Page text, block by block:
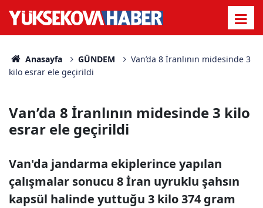
Anasayfa GÜNDEM
Van’da 8 İranlının midesinde 3
kilo esrar ele geçirildi
Van’da 8 İranlının midesinde 3 kilo
esrar ele geçirildi
Van'da jandarma ekiplerince yapılan
çalışmalar sonucu 8 İran uyruklu şahsın
kapsül halinde yuttuğu 3 kilo 374 gram